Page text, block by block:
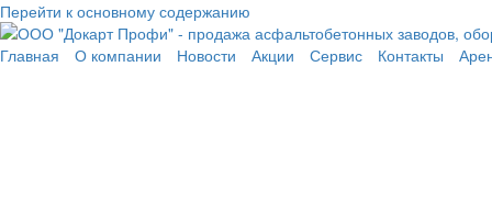
Перейти к основному содержанию
Главная
О компании Новости Акции Сервис Контакты